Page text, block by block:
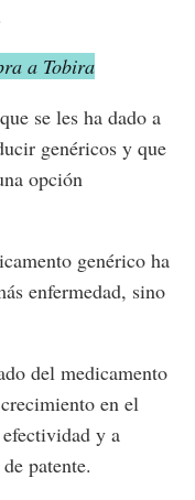
a Tobira
se les ha dado a
genéricos y que
opción
genérico ha
enfermedad, sino
del medicamento
en el
y a
patente.